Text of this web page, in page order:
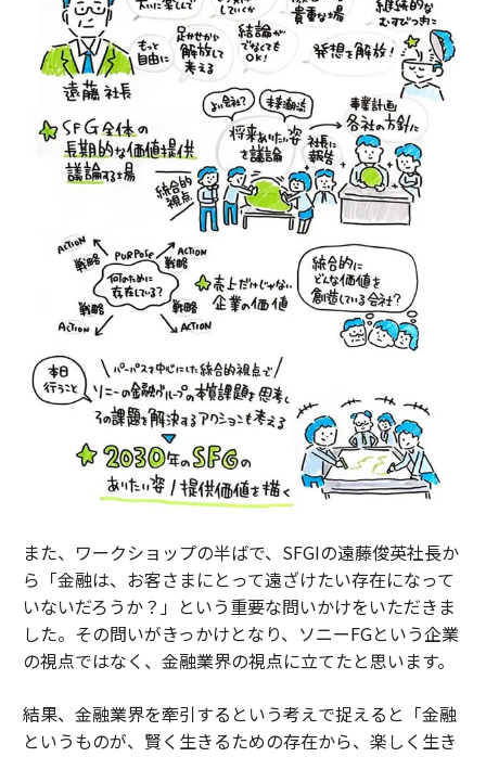
また、ワークショップの半ばで、SFGIの遠藤俊英社長か
ら「金融は、お客さまにとって遠ざけたい存在になって
いないだろうか？」という重要な問いかけをいただきま
した。その問いがきっかけとなり、ソニーFGという企業
の視点ではなく、金融業界の視点に立てたと思います。
結果、金融業界を牽引するという考えで捉えると「金融
というものが、賢く生きるための存在から、楽しく生き